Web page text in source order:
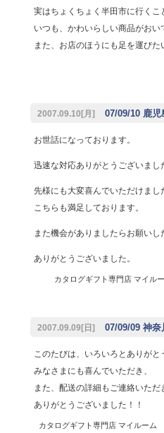
実はちょくちょく半田市に行くこ
いつも、かわいらしい商品がおい
また、お店のほうにも足を運びた
2007.09.10[月] 07/09/10 鹿
お世話になっております。
迅速な対応ありがとうございまし
先様にも大変喜んでいただけまし
こちらも満足しております。
また機会がありましたらお願いし
ありがとうございました。
カタログギフト専門店 マイ
2007.09.09[日] 07/09/09 神
このたびは、いろいろとありがと
みなさまにも喜んでいただき、
また、配送の詳細もご連絡いただ
ありがとうございました！！
カタログギフト専門店 マイルー